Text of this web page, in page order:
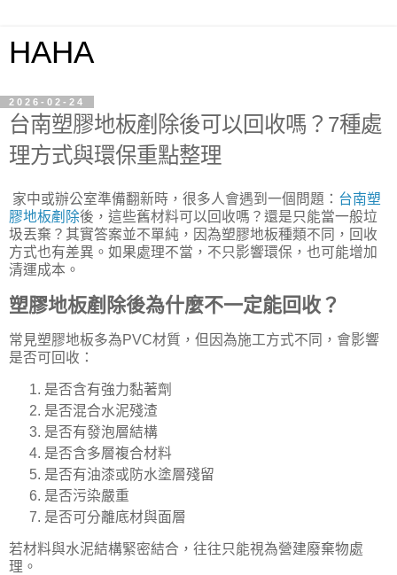
HAHA
2026-02-24
台南塑膠地板剷除後可以回收嗎？7種處
理方式與環保重點整理
家中或辦公室準備翻新時，很多人會遇到一個問題： 台南塑
膠地板剷除後，這些舊材料可以回收嗎？還是只能當一般垃
圾丟棄？其實答案並不單純，因為塑膠地板種類不同，回收
方式也有差異。如果處理不當，不只影響環保，也可能增加
清運成本。
塑膠地板剷除後為什麼不一定能回收？
常見塑膠地板多為PVC材質，但因為施工方式不同，會影響
是否可回收：
是否含有強力黏著劑
是否混合水泥殘渣
是否有發泡層結構
是否含多層複合材料
是否有油漆或防水塗層殘留
是否污染嚴重
是否可分離底材與面層
若材料與水泥結構緊密結合，往往只能視為營建廢棄物處
理。